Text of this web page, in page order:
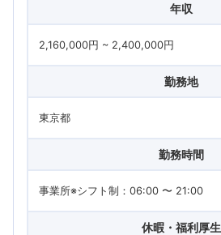
年収
2,160,000円 ~ 2,400,000円
勤務地
東京都
勤務時間
事業所※シフト制：06:00 〜 21:00
休暇・福利厚生